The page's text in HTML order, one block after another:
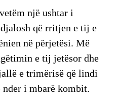
një ushtar i
që rritjen e tij e
në përjetësi. Më
e tij jetësor dhe
e trimërisë që lindi
nder i mbarë kombit.